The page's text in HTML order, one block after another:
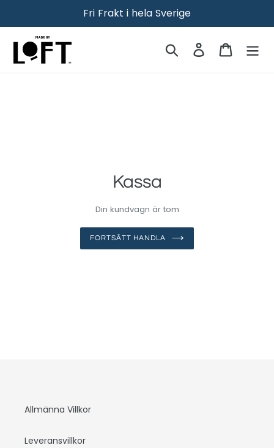
Fri Frakt i hela Sverige
Logga in Kassa
Kassa
Din kundvagn är tom
FORTSÄTT HANDLA
Allmänna Villkor
Leveransvillkor